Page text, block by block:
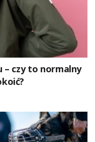
– czy to normalny